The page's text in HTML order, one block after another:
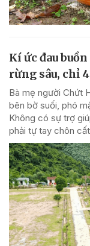
Kí ức đau
rừng sâu, chỉ
Bà mẹ người Chứt
bên bờ suối, phó
Không có sự trợ
phải tự tay chôn